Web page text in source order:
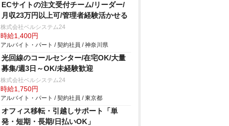
ECサイトの注文受付チーム/リーダー/
月収23万円以上可/管理者経験活かせる
株式会社ベルシステム24
時給1,400円
アルバイト・パート / 契約社員 / 神奈川県
光回線のコールセンター/在宅OK/大量
募集/週3日～OK/未経験歓迎
株式会社ベルシステム24
時給1,750円
アルバイト・パート / 契約社員 / 東京都
オフィス移転・引越しサポート「単
発・短期・長期/日払いOK」